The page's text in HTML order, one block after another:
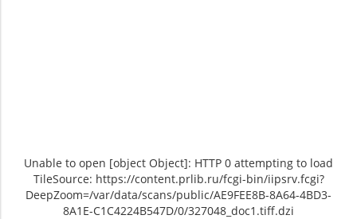
Unable to open [object Object]: HTTP 0 attempting to load
TileSource: https://content.prlib.ru/fcgi-bin/iipsrv.fcgi?
DeepZoom=/var/data/scans/public/AE9FEE8B-8A64-4BD3-
8A1E-C1C4224B547D/0/327048_doc1.tiff.dzi